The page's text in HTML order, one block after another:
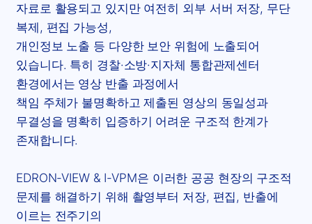
자료로 활용되고 있지만 여전히 외부 서버 저장, 무단
복제, 편집 가능성,
개인정보 노출 등 다양한 보안 위험에 노출되어
있습니다. 특히 경찰·소방·지자체 통합관제센터
환경에서는 영상 반출 과정에서
책임 주체가 불명확하고 제출된 영상의 동일성과
무결성을 명확히 입증하기 어려운 구조적 한계가
존재합니다.
EDRON-VIEW & I-VPM은 이러한 공공 현장의 구조적
문제를 해결하기 위해 촬영부터 저장, 편집, 반출에
이르는 전주기의